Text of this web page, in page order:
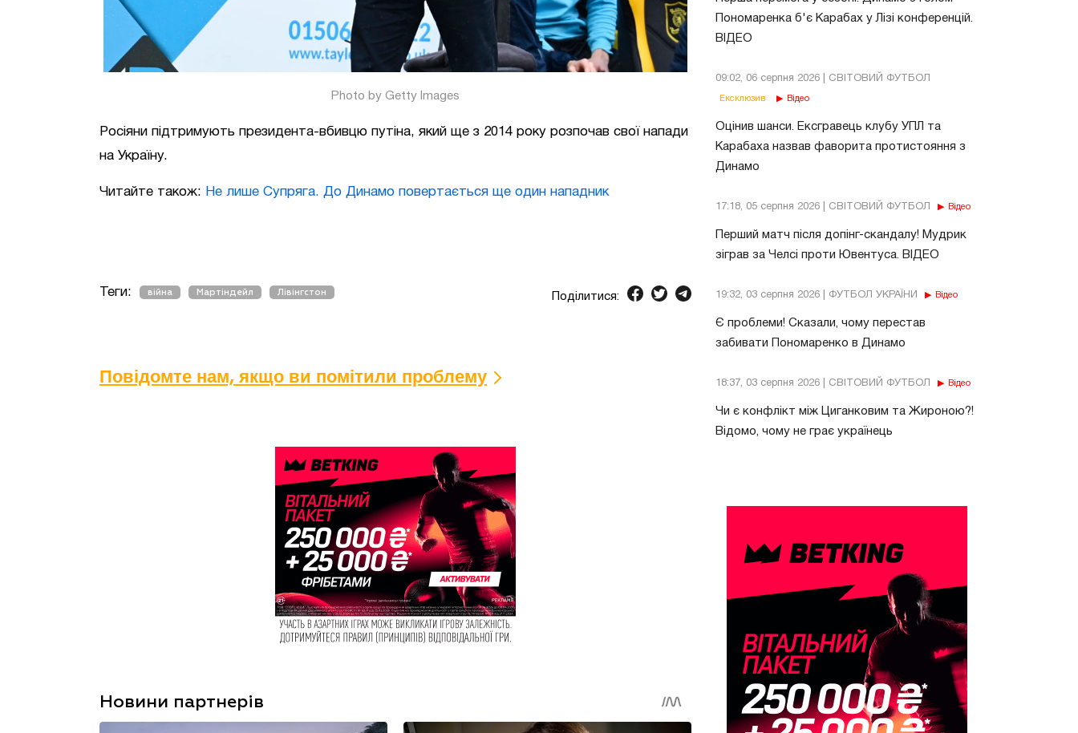
Пономаренка б'є Карабах у Лізі конференцій.
ВІДЕО
09:02, 06 серпня 2026 | СВІТОВИЙ ФУТБОЛ
Ексклюзив Відео
Оцінив шанси. Ексгравець клубу УПЛ та
Карабаха назвав фаворита протистояння з
Динамо
17:18, 05 серпня 2026 | СВІТОВИЙ ФУТБОЛ Відео
Перший матч після допінг-скандалу! Мудрик
зіграв за Челсі проти Ювентуса. ВІДЕО
19:32, 03 серпня 2026 | ФУТБОЛ УКРАЇНИ Відео
Є проблеми! Сказали, чому перестав
забивати Пономаренко в Динамо
18:37, 03 серпня 2026 | СВІТОВИЙ ФУТБОЛ Відео
Чи є конфлікт між Циганковим та Жироною?!
Відомо, чому не грає українець
Photo by Getty Images
Росіяни підтримують президента-вбивцю путіна, який ще з 2014 року розпочав свої напади
на Україну.
Читайте також: Не лише Супряга. До Динамо повертається ще один нападник
Теги: війна Мартіндейл Лівінгстон Поділитися:
Повідомте нам, якщо ви помітили проблему